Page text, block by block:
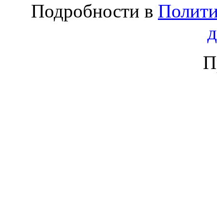
Подробности в